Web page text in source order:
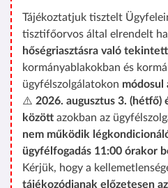
Tájékoztatjuk tisztelt
tisztifőorvos által elrendelt
hőségriasztásra való
kormányablakokban és
ügyfélszolgálatokon módosul
⚠️ 2026. augusztus 3. (hétfő)
között azokban az
nem működik
ügyfélfogadás 11:00 órakor
Kérjük, hogy a
tájékozódjanak előzetesen